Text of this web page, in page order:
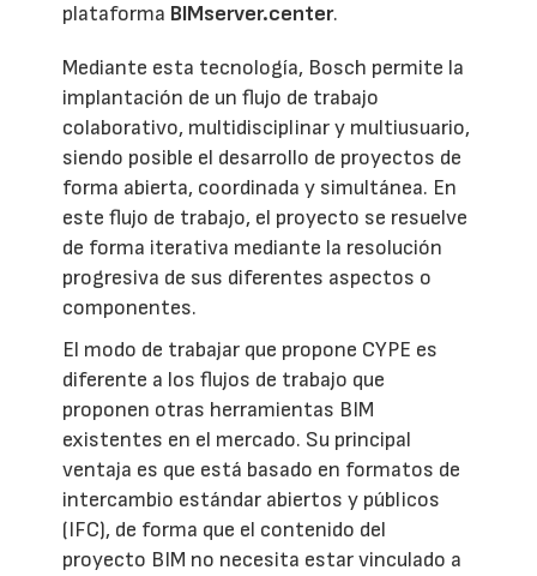
plataforma BIMserver.center.
Mediante esta tecnología, Bosch permite la
implantación de un flujo de trabajo
colaborativo, multidisciplinar y multiusuario,
siendo posible el desarrollo de proyectos de
forma abierta, coordinada y simultánea. En
este flujo de trabajo, el proyecto se resuelve
de forma iterativa mediante la resolución
progresiva de sus diferentes aspectos o
componentes.
El modo de trabajar que propone CYPE es
diferente a los flujos de trabajo que
proponen otras herramientas BIM
existentes en el mercado. Su principal
ventaja es que está basado en formatos de
intercambio estándar abiertos y públicos
(IFC), de forma que el contenido del
proyecto BIM no necesita estar vinculado a